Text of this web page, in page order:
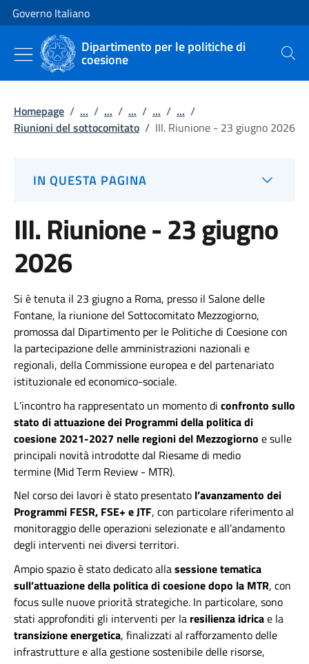
Vai al contenuto
Vai alla navigazione del sito
Governo Italiano
Dipartimento per le politiche di
coesione Cerca
Homepage / ... / ... / ... / ... / ... /
Riunioni del sottocomitato / III. Riunione - 23 giugno 2026
IN QUESTA PAGINA
III. Riunione - 23 giugno
2026
Si è tenuta il 23 giugno a Roma, presso il Salone delle
Fontane, la riunione del Sottocomitato Mezzogiorno,
promossa dal Dipartimento per le Politiche di Coesione con
la partecipazione delle amministrazioni nazionali e
regionali, della Commissione europea e del partenariato
istituzionale ed economico-sociale.
L’incontro ha rappresentato un momento di confronto sullo
stato di attuazione dei Programmi della politica di
coesione 2021-2027 nelle regioni del Mezzogiorno e sulle
principali novità introdotte dal Riesame di medio
termine (Mid Term Review - MTR).
Nel corso dei lavori è stato presentato l’avanzamento dei
Programmi FESR, FSE+ e JTF, con particolare riferimento al
monitoraggio delle operazioni selezionate e all’andamento
degli interventi nei diversi territori.
Ampio spazio è stato dedicato allasessione tematica
sull’attuazione della politica di coesione dopo la MTR, con
focus sulle nuove priorità strategiche. In particolare, sono
stati approfonditi gli interventi per la resilienza idricae la
transizione energetica, finalizzati al rafforzamento delle
infrastrutture e alla gestione sostenibile delle risorse,